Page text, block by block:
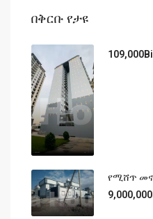
በቅርቡ የታዩ
የሚሸጥ